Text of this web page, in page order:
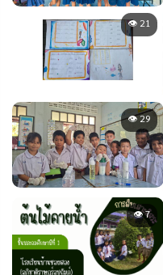
👁 21
👁 29
👁 7